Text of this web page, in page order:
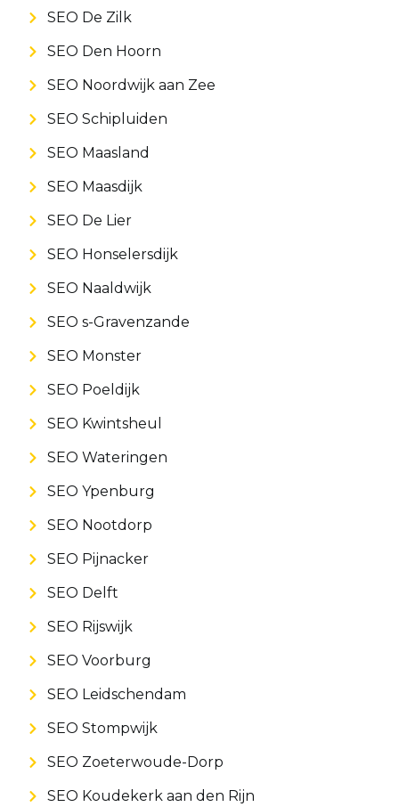
SEO De Zilk
SEO Den Hoorn
SEO Noordwijk aan Zee
SEO Schipluiden
SEO Maasland
SEO Maasdijk
SEO De Lier
SEO Honselersdijk
SEO Naaldwijk
SEO s-Gravenzande
SEO Monster
SEO Poeldijk
SEO Kwintsheul
SEO Wateringen
SEO Ypenburg
SEO Nootdorp
SEO Pijnacker
SEO Delft
SEO Rijswijk
SEO Voorburg
SEO Leidschendam
SEO Stompwijk
SEO Zoeterwoude-Dorp
SEO Koudekerk aan den Rijn